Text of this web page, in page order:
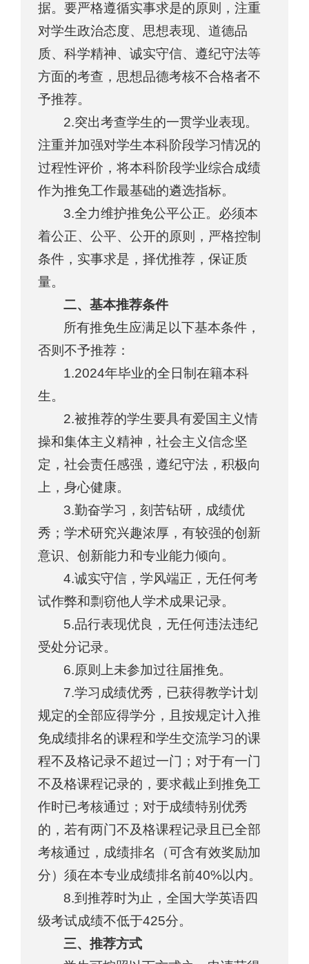
据。要严格遵循实事求是的原则，注重
对学生政治态度、思想表现、道德品
质、科学精神、诚实守信、遵纪守法等
方面的考查，思想品德考核不合格者不
予推荐。
2.突出考查学生的一贯学业表现。
注重并加强对学生本科阶段学习情况的
过程性评价，将本科阶段学业综合成绩
作为推免工作最基础的遴选指标。
3.全力维护推免公平公正。必须本
着公正、公平、公开的原则，严格控制
条件，实事求是，择优推荐，保证质
量。
二、基本推荐条件
所有推免生应满足以下基本条件，
否则不予推荐：
1.2024年毕业的全日制在籍本科
生。
2.被推荐的学生要具有爱国主义情
操和集体主义精神，社会主义信念坚
定，社会责任感强，遵纪守法，积极向
上，身心健康。
3.勤奋学习，刻苦钻研，成绩优
秀；学术研究兴趣浓厚，有较强的创新
意识、创新能力和专业能力倾向。
4.诚实守信，学风端正，无任何考
试作弊和剽窃他人学术成果记录。
5.品行表现优良，无任何违法违纪
受处分记录。
6.原则上未参加过往届推免。
7.学习成绩优秀，已获得教学计划
规定的全部应得学分，且按规定计入推
免成绩排名的课程和学生交流学习的课
程不及格记录不超过一门；对于有一门
不及格课程记录的，要求截止到推免工
作时已考核通过；对于成绩特别优秀
的，若有两门不及格课程记录且已全部
考核通过，成绩排名（可含有效奖励加
分）须在本专业成绩排名前40%以内。
8.到推荐时为止，全国大学英语四
级考试成绩不低于425分。
三、推荐方式